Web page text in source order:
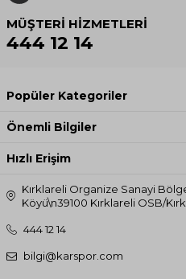
MÜŞTERI HIZMETLERI
444 12 14
Popüler Kategoriler
Önemli Bilgiler
Hızlı Erişim
Kırklareli Organize Sanayi
Köyü\n39100 Kırklareli OSB/
444 12 14
bilgi@karspor.com